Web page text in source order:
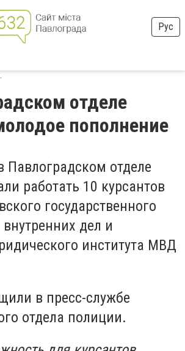
Рус
отделе
пополнение
Павлоградском отделе
работать 10 курсантов
государственного
внутренних дел и
института МВД
в пресс-службе
отдела полиции.